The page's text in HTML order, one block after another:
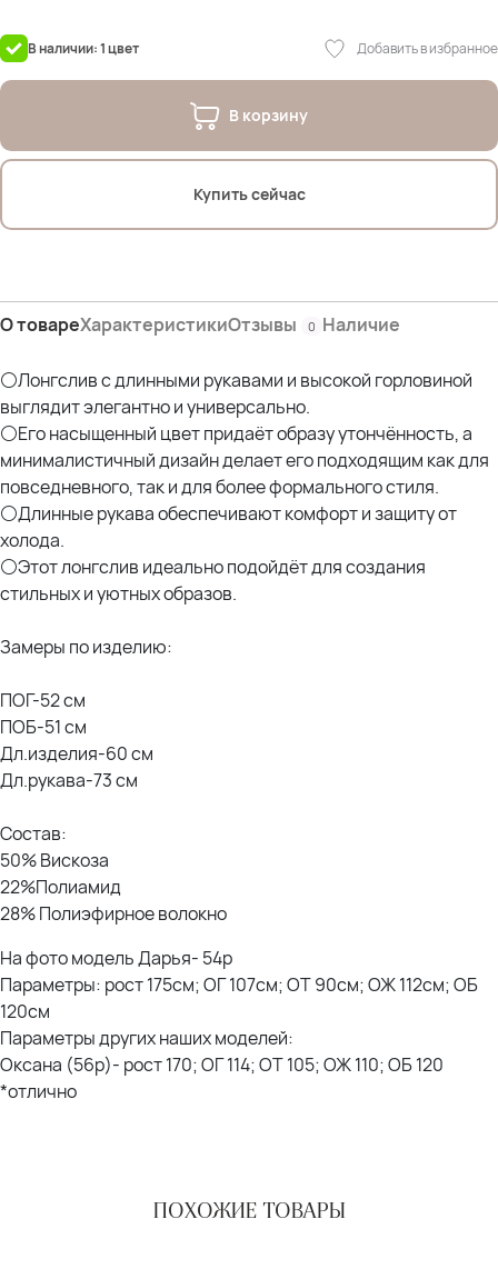
28% Полиэфирное волокно
На фото модель Дарья- 54р
Параметры: рост 175см; ОГ 107см; ОТ 90см; ОЖ 112см; ОБ 120см
Параметры других наших моделей:
Оксана (56р)- рост 170; ОГ 114; ОТ 105; ОЖ 110; ОБ 120 *отлично
В наличии: 1 цвет Добавить в избранное
В корзину
Купить сейчас
О товареХарактеристикиОтзывы 0 Наличие
⚪Лонгслив с длинными рукавами и высокой горловиной
выглядит элегантно и универсально.
⚪Его насыщенный цвет придаёт образу утончённость, а
минималистичный дизайн делает его подходящим как для
повседневного, так и для более формального стиля.
⚪Длинные рукава обеспечивают комфорт и защиту от
холода.
⚪Этот лонгслив идеально подойдёт для создания
стильных и уютных образов.
Замеры по изделию:
ПОГ-52 см
ПОБ-51 см
Дл.изделия-60 см
Дл.рукава-73 см
Состав:
50% Вискоза
22%Полиамид
28% Полиэфирное волокно
На фото модель Дарья- 54р
Параметры: рост 175см; ОГ 107см; ОТ 90см; ОЖ 112см; ОБ
120см
Параметры других наших моделей:
Оксана (56р)- рост 170; ОГ 114; ОТ 105; ОЖ 110; ОБ 120
*отлично
ПОХОЖИЕ ТОВАРЫ